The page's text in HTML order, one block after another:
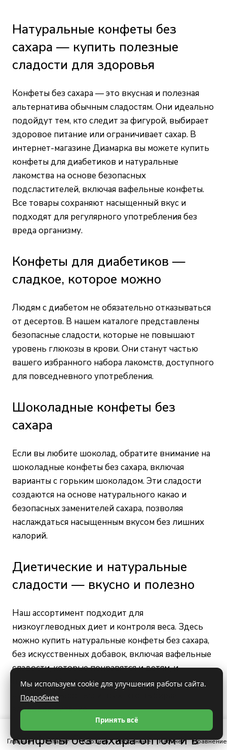
Натуральные конфеты без
сахара — купить полезные
сладости для здоровья
Конфеты без сахара — это вкусная и полезная
альтернатива обычным сладостям. Они идеально
подойдут тем, кто следит за фигурой, выбирает
здоровое питание или ограничивает сахар. В
интернет-магазине Диамарка вы можете купить
конфеты для диабетиков и натуральные
лакомства на основе безопасных
подсластителей, включая вафельные конфеты.
Все товары сохраняют насыщенный вкус и
подходят для регулярного употребления без
вреда организму.
Конфеты для диабетиков —
сладкое, которое можно
Людям с диабетом не обязательно отказываться
от десертов. В нашем каталоге представлены
безопасные сладости, которые не повышают
уровень глюкозы в крови. Они станут частью
вашего избранного набора лакомств, доступного
для повседневного употребления.
Шоколадные конфеты без
сахара
Если вы любите шоколад, обратите внимание на
шоколадные конфеты без сахара, включая
варианты с горьким шоколадом. Эти сладости
создаются на основе натурального какао и
безопасных заменителей сахара, позволяя
наслаждаться насыщенным вкусом без лишних
калорий.
Диетические и натуральные
сладости — вкусно и полезно
Наш ассортимент подходит для
низкоуглеводных диет и контроля веса. Здесь
можно купить натуральные конфеты без сахара,
без искусственных добавок, включая вафельные
сладости, которые понравятся и детям, и
взрослым. Они безопасны для людей с пищевой
чувствительностью и всех, кто выбирает
здоровое питание.
Конфеты без сахара оптом и в
Главная Каталог Корзина Избранные Кабинет Сравнение
Мы используем cookie для улучшения работы сайта.
Подробнее
Принять всё